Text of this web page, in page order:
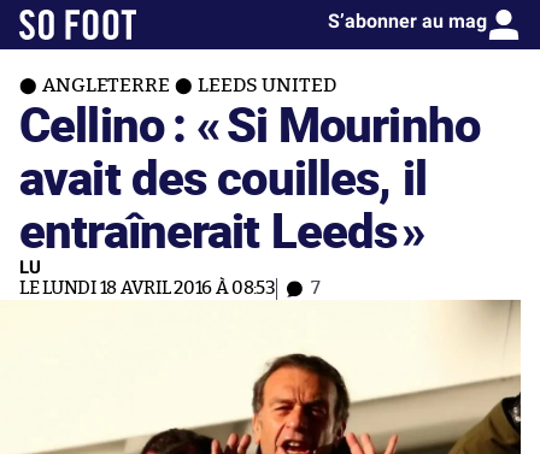
S’abonner au mag
ANGLETERRE LEEDS UNITED
Cellino : «Si Mourinho
avait des couilles, il
entraînerait Leeds»
LU
LE LUNDI 18 AVRIL 2016 À 08:53 7